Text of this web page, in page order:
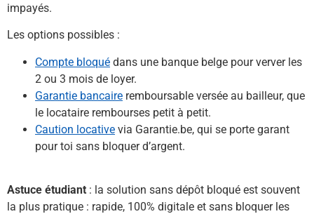
impayés.
Les options possibles :
Compte bloqué dans une banque belge pour verver les
2 ou 3 mois de loyer.
Garantie bancaire remboursable versée au bailleur, que
le locataire rembourses petit à petit.
Caution locative via Garantie.be, qui se porte garant
pour toi sans bloquer d’argent.
Astuce étudiant : la solution sans dépôt bloqué est souvent
la plus pratique : rapide, 100% digitale et sans bloquer les